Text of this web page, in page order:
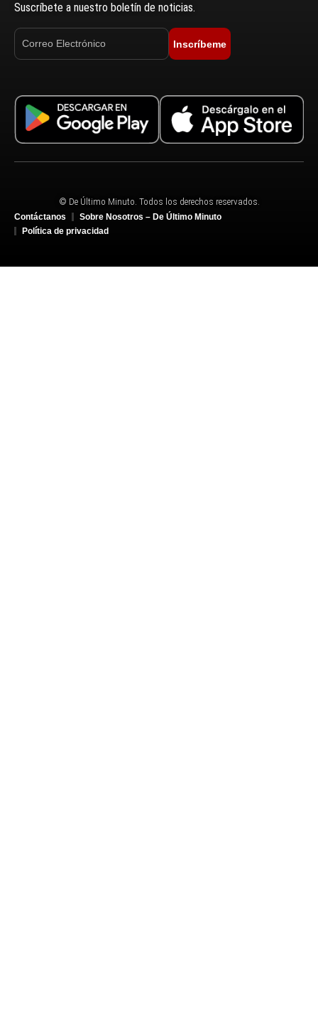
Suscríbete a nuestro boletín de noticias.
Inscríbeme
© De Último Minuto. Todos los derechos reservados.
Contáctanos
Sobre Nosotros – De Último Minuto
Política de privacidad